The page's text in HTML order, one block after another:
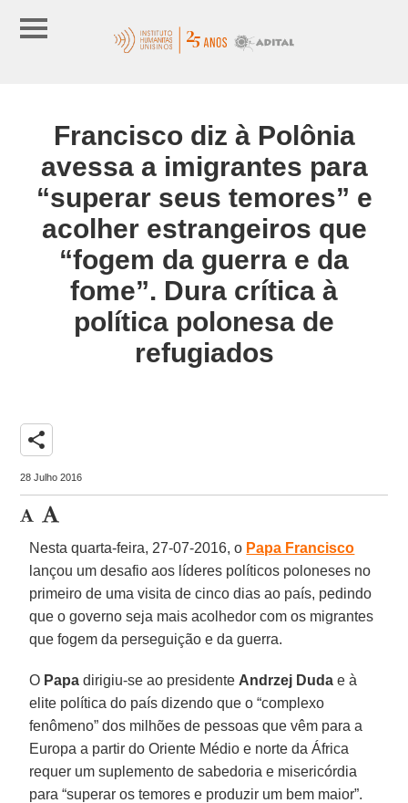
Francisco diz à Polônia
avessa a imigrantes para
“superar seus temores” e
acolher estrangeiros que
“fogem da guerra e da
fome”. Dura crítica à
política polonesa de
refugiados
share
28 Julho 2016
Nesta quarta-feira, 27-07-2016, o Papa Francisco
lançou um desafio aos líderes políticos poloneses no
primeiro de uma visita de cinco dias ao país, pedindo
que o governo seja mais acolhedor com os migrantes
que fogem da perseguição e da guerra.
O Papa dirigiu-se ao presidente Andrzej Duda e à
elite política do país dizendo que o “complexo
fenômeno” dos milhões de pessoas que vêm para a
Europa a partir do Oriente Médio e norte da África
requer um suplemento de sabedoria e misericórdia
para “superar os temores e produzir um bem maior”.